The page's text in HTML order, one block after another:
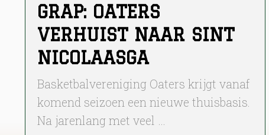
GRAP: OATERS
VERHUIST NAAR SINT
NICOLAASGA
Basketbalvereniging Oaters krijgt vanaf
komend seizoen een nieuwe thuisbasis.
Na jarenlang met veel …